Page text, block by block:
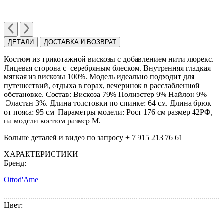
ДЕТАЛИ ДОСТАВКА И ВОЗВРАТ
Костюм из трикотажной вискозы с добавлением нити люрекс.
Лицевая сторона с серебряным блеском. Внутренняя гладкая
мягкая из вискозы 100%. Модель идеально подходит для
путешествий, отдыха в горах, вечеринок в расслабленной
обстановке. Состав: Вискоза 79% Полиэстер 9% Найлон 9%
Эластан 3%. Длина толстовки по спинке: 64 см. Длина брюк
от пояса: 95 см. Параметры модели: Рост 176 см размер 42РФ,
на модели костюм размер М.
Больше деталей и видео по запросу + 7 915 213 76 61
ХАРАКТЕРИСТИКИ
Бренд:
Ottod'Ame
Цвет: